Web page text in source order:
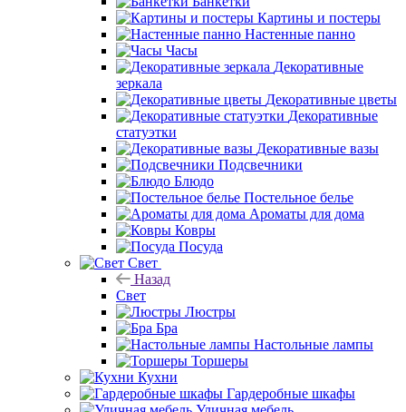
Картины и постеры
Настенные панно
Часы
Декоративные
зеркала
Декоративные цветы
Декоративные
статуэтки
Декоративные вазы
Подсвечники
Блюдо
Постельное белье
Ароматы для дома
Ковры
Посуда
Свет
Назад
Свет
Люстры
Бра
Настольные лампы
Торшеры
Кухни
Гардеробные шкафы